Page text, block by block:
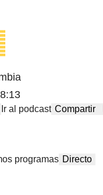
Ir al podcast Compartir
programas Directo